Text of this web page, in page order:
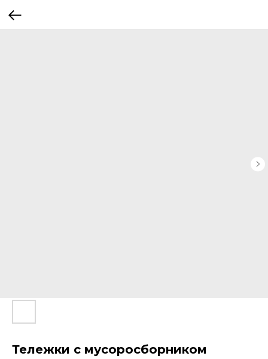
Тележки с мусоросборником